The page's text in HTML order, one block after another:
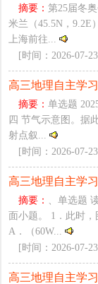
摘要：第25届冬
米兰（45.5N，9.2E
上海前往...
[时间：2026-07-
高三地理自主学
摘要：单选题
四 节气示意图。据
射点叙...
[时间：2026-07-
高三地理自主学
摘要： 、单选题
面小题。 1．此时
A．（60W...
[时间：2026-07-
高三地理自主学